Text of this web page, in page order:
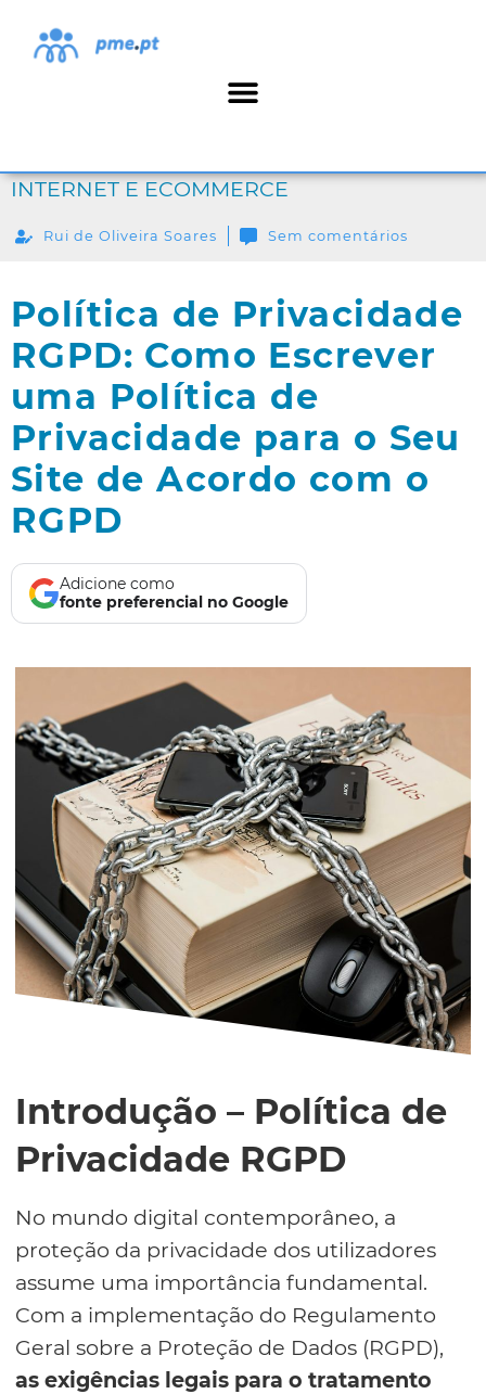
INTERNET E ECOMMERCE
Rui de Oliveira Soares Sem comentários
Política de Privacidade
RGPD: Como Escrever
uma Política de
Privacidade para o Seu
Site de Acordo com o
RGPD
Adicione como
fonte preferencial no Google
Introdução – Política de
Privacidade RGPD
No mundo digital contemporâneo, a
proteção da privacidade dos utilizadores
assume uma importância fundamental.
Com a implementação do Regulamento
Geral sobre a Proteção de Dados (RGPD),
as exigências legais para o tratamento